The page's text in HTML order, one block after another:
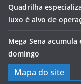
Quadrilha
luxo é alvo de
Mega Sena
domingo
Mapa do site